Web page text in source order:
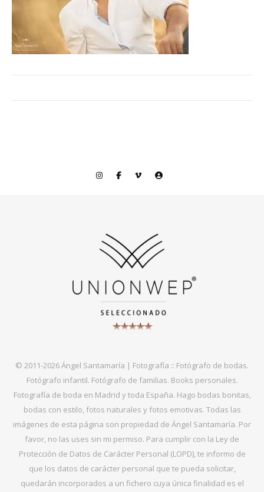
© 2011-2026 Ángel Santamaría | Fotografía :: Fotógrafo de bodas.
Fotógrafo infantil. Fotógrafo de familias. Books personales.
Fotografía de boda en Madrid y toda España. Hago bodas bonitas,
bodas con estilo, fotos naturales y fotos emotivas. Todas las
imágenes de esta página son propiedad de Ángel Santamaría. Por
favor, no las uses sin mi permiso. Para cumplir con la Ley de
Protección de Datos de Carácter Personal (LOPD), te informo de
que los datos de carácter personal que te pueda solicitar,
quedarán incorporados a un fichero cuya única finalidad es el